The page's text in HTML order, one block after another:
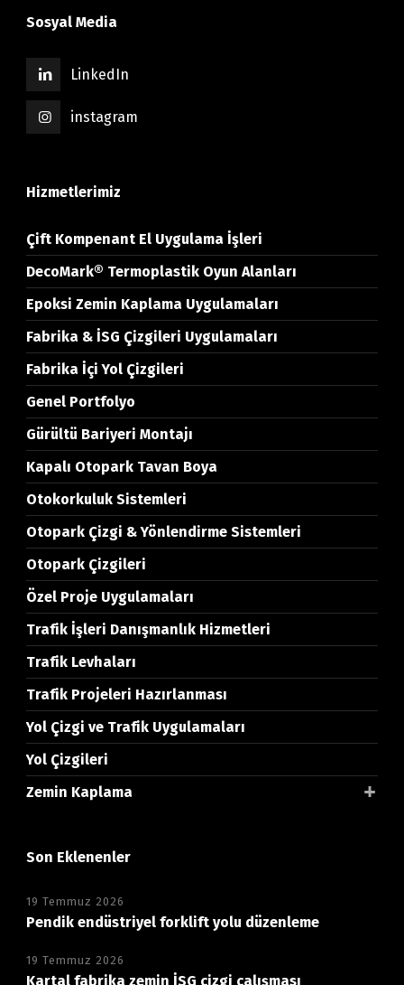
Sosyal Media
LinkedIn
instagram
Hizmetlerimiz
Çift Kompenant El Uygulama İşleri
DecoMark® Termoplastik Oyun Alanları
Epoksi Zemin Kaplama Uygulamaları
Fabrika & İSG Çizgileri Uygulamaları
Fabrika İçi Yol Çizgileri
Genel Portfolyo
Gürültü Bariyeri Montajı
Kapalı Otopark Tavan Boya
Otokorkuluk Sistemleri
Otopark Çizgi & Yönlendirme Sistemleri
Otopark Çizgileri
Özel Proje Uygulamaları
Trafik İşleri Danışmanlık Hizmetleri
Trafik Levhaları
Trafik Projeleri Hazırlanması
Yol Çizgi ve Trafik Uygulamaları
Yol Çizgileri
Zemin Kaplama
Son Eklenenler
19 Temmuz 2026
Pendik endüstriyel forklift yolu düzenleme
19 Temmuz 2026
Kartal fabrika zemin İSG çizgi çalışması